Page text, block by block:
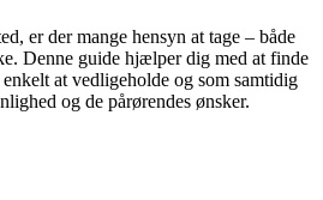
er der mange hensyn at tage – både
Denne guide hjælper dig med at finde
enkelt at vedligeholde og som samtidig
og de pårørendes ønsker.